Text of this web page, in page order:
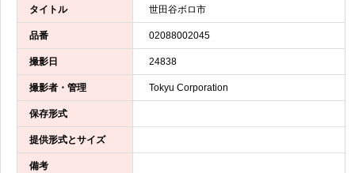
タイトル 世田谷ボロ市
品番 02088002045
撮影日 24838
撮影者・管理 Tokyu Corporation
保存形式
提供形式とサイズ
備考